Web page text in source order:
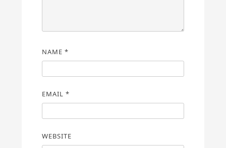
NAME *
EMAIL *
WEBSITE